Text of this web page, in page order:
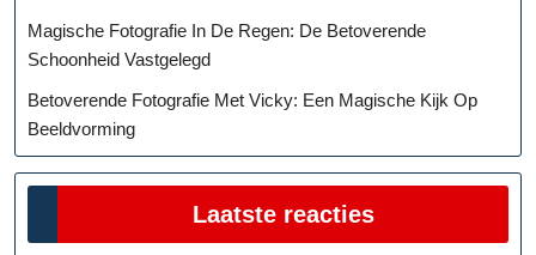
Magische Fotografie In De Regen: De Betoverende
Schoonheid Vastgelegd
Betoverende Fotografie Met Vicky: Een Magische Kijk Op
Beeldvorming
Laatste reacties